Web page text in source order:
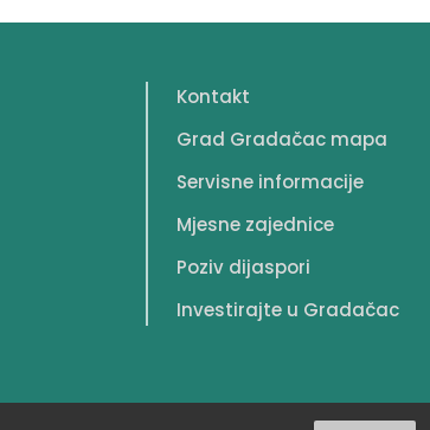
Kontakt
Grad Gradačac mapa
Servisne informacije
Mjesne zajednice
Poziv dijaspori
Investirajte u Gradačac